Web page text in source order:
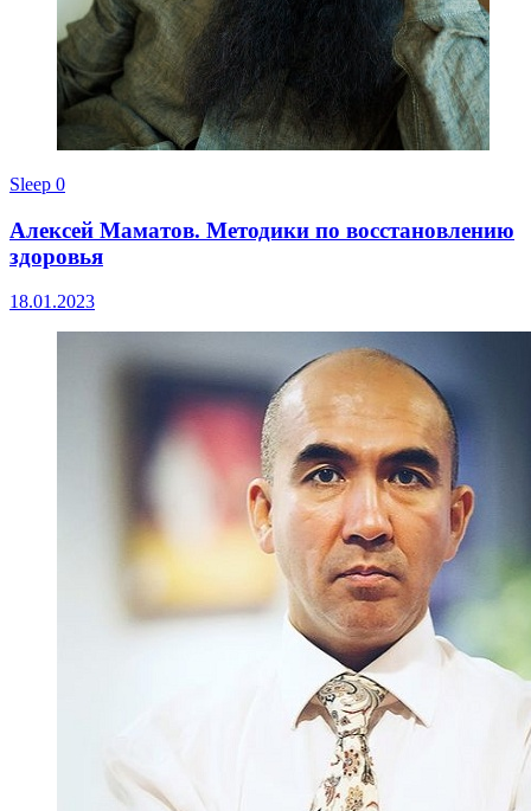
Sleep 0
Алексей Маматов. Методики по восстановлению
здоровья
18.01.2023